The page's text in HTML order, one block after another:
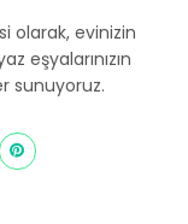
olarak, evinizin
eşyalarınızın
sunuyoruz.